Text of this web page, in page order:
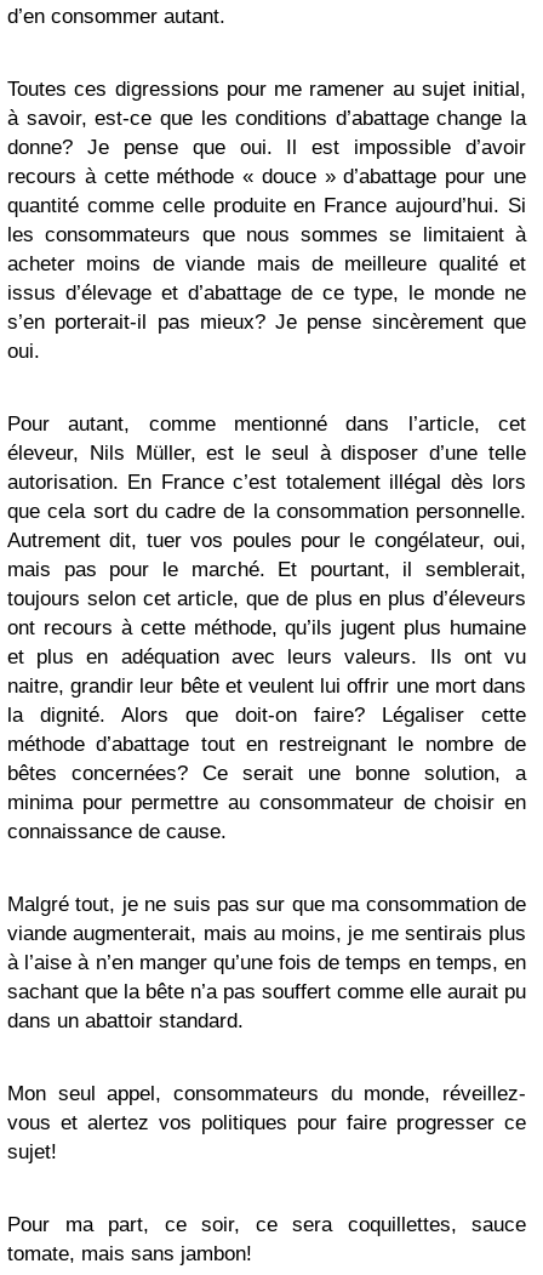
d’en consommer autant.
Toutes ces digressions pour me ramener au sujet initial,
à savoir, est-ce que les conditions d’abattage change la
donne? Je pense que oui. Il est impossible d’avoir
recours à cette méthode « douce » d’abattage pour une
quantité comme celle produite en France aujourd’hui. Si
les consommateurs que nous sommes se limitaient à
acheter moins de viande mais de meilleure qualité et
issus d’élevage et d’abattage de ce type, le monde ne
s’en porterait-il pas mieux? Je pense sincèrement que
oui.
Pour autant, comme mentionné dans l’article, cet
éleveur, Nils Müller, est le seul à disposer d’une telle
autorisation. En France c’est totalement illégal dès lors
que cela sort du cadre de la consommation personnelle.
Autrement dit, tuer vos poules pour le congélateur, oui,
mais pas pour le marché. Et pourtant, il semblerait,
toujours selon cet article, que de plus en plus d’éleveurs
ont recours à cette méthode, qu’ils jugent plus humaine
et plus en adéquation avec leurs valeurs. Ils ont vu
naitre, grandir leur bête et veulent lui offrir une mort dans
la dignité. Alors que doit-on faire? Légaliser cette
méthode d’abattage tout en restreignant le nombre de
bêtes concernées? Ce serait une bonne solution, a
minima pour permettre au consommateur de choisir en
connaissance de cause.
Malgré tout, je ne suis pas sur que ma consommation de
viande augmenterait, mais au moins, je me sentirais plus
à l’aise à n’en manger qu’une fois de temps en temps, en
sachant que la bête n’a pas souffert comme elle aurait pu
dans un abattoir standard.
Mon seul appel, consommateurs du monde, réveillez-
vous et alertez vos politiques pour faire progresser ce
sujet!
Pour ma part, ce soir, ce sera coquillettes, sauce
tomate, mais sans jambon!